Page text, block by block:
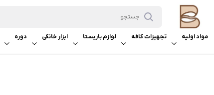
مواد اولیه تجهیزات کافه لوازم باریستا ابزار خانگی دوره